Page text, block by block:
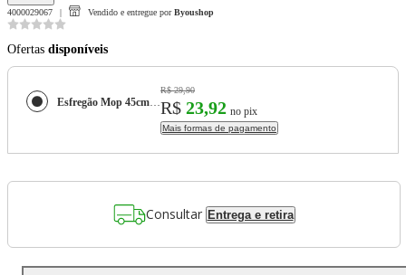
4000029067 Vendido e entregue por Byoushop
Ofertas disponíveis
Esfregão Mop 45cm Algodão Refil Limpeza Higiênico Crismop
R$ 29,90
R$ 23,92 no pix
Mais formas de pagamento
Consultar Entrega e retira